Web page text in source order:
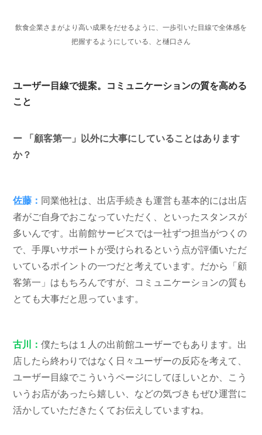
飲食企業さまがより高い成果をだせるように、一歩引いた目線で全体感を
把握するようにしている、と樋口さん
ユーザー目線で提案。コミュニケーションの質を高める
こと
ー 「顧客第一」以外に大事にしていることはあります
か？
佐藤： 同業他社は、出店手続きも運営も基本的には出店
者がご自身でおこなっていただく、といったスタンスが
多いんです。出前館サービスでは一社ずつ担当がつくの
で、手厚いサポートが受けられるという点が評価いただ
いているポイントの一つだと考えています。だから「顧
客第一」はもちろんですが、コミュニケーションの質も
とても大事だと思っています。
古川：僕たちは１人の出前館ユーザーでもあります。出
店したら終わりではなく日々ユーザーの反応を考えて、
ユーザー目線でこういうページにしてほしいとか、こう
いうお店があったら嬉しい、などの気づきもぜひ運営に
活かしていただきたくてお伝えしていますね。